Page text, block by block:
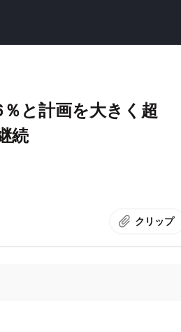
と計画を大きく超
続
クリップ